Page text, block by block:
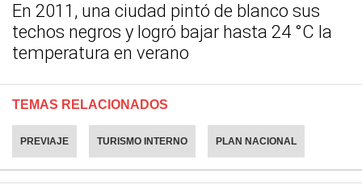
En 2011, una ciudad pintó de blanco sus
techos negros y logró bajar hasta 24 °C la
temperatura en verano
TEMAS RELACIONADOS
PREVIAJE TURISMO INTERNO PLAN NACIONAL